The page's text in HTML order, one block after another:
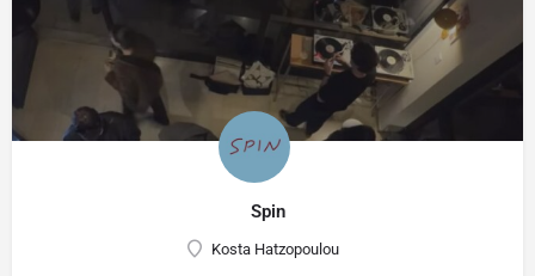
Spin
Kosta Hatzopoulou